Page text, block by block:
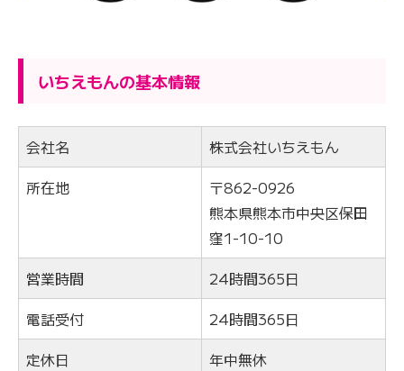
いちえもんの基本情報
会社名
株式会社いちえもん
所在地
〒862-0926
熊本県熊本市中央区保田
窪1-10-10
営業時間
24時間365日
電話受付
24時間365日
定休日
年中無休